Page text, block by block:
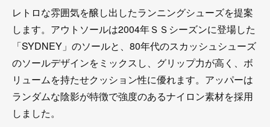
レトロな雰囲気を醸し出したランニングシューズを提案
します。アウトソールは2004年ＳＳシーズンに登場した
「SYDNEY」のソールと、80年代のスカッシュシューズ
のソールデザインをミックスし、グリップ力が高く、ボ
リュームを持たせクッション性に優れます。アッパーは
ランダムな陰影が特徴で強度のあるナイロン素材を採用
しました。